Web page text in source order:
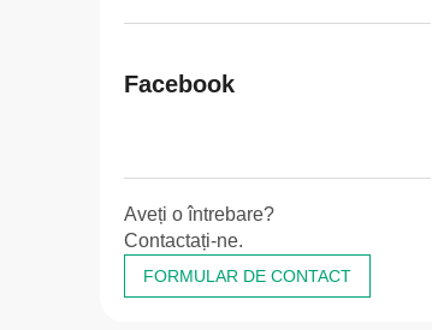
Facebook
Aveți o întrebare?
Contactați-ne.
FORMULAR DE CONTACT